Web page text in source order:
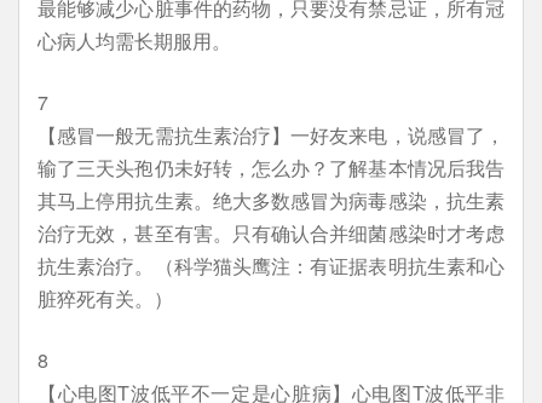
最能够减少心脏事件的药物，只要没有禁忌证，所有冠
心病人均需长期服用。
7
【感冒一般无需抗生素治疗】一好友来电，说感冒了，
输了三天头孢仍未好转，怎么办？了解基本情况后我告
其马上停用抗生素。绝大多数感冒为病毒感染，抗生素
治疗无效，甚至有害。只有确认合并细菌感染时才考虑
抗生素治疗。（科学猫头鹰注：有证据表明抗生素和心
脏猝死有关。）
8
【心电图T波低平不一定是心脏病】心电图T波低平非